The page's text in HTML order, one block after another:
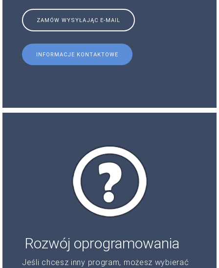
ZAMÓW WYSYŁAJĄC E-MAIL
INFORMACJE KONTAKTOWE
Rozwój oprogramowania
Jeśli chcesz inny program, możesz wybierać